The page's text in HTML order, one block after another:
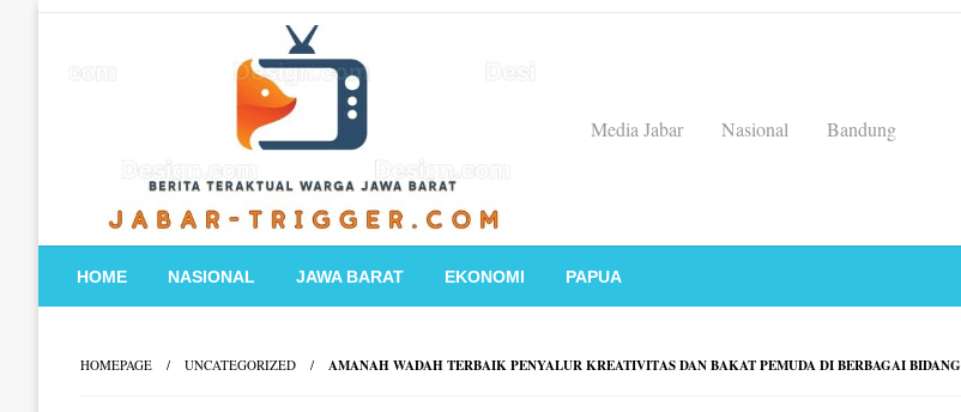
Media Jabar
Nasional Bandung
HOME NASIONAL JAWA BARAT EKONOMI PAPUA
HOMEPAGE UNCATEGORIZED AMANAH WADAH TERBAIK PENYALUR KREATIVITAS DAN BAKAT PEMUDA DI BERBAGAI BIDANG